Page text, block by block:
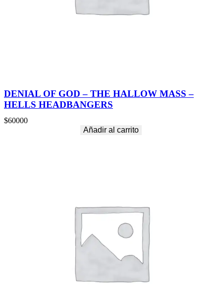
DENIAL OF GOD – THE HALLOW MASS –
HELLS HEADBANGERS
$60000
Añadir al carrito